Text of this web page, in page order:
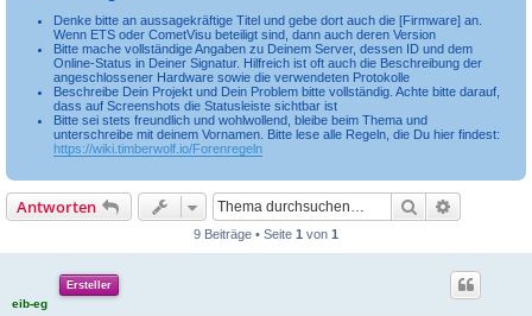
Denke bitte an aussagekräftige Titel und gebe dort auch die [Firmware] an.
Wenn ETS oder CometVisu beteiligt sind, dann auch deren Version
Bitte mache vollständige Angaben zu Deinem Server, dessen ID und dem
Online-Status in Deiner Signatur. Hilfreich ist oft auch die Beschreibung der
angeschlossener Hardware sowie die verwendeten Protokolle
Beschreibe Dein Projekt und Dein Problem bitte vollständig. Achte bitte darauf,
dass auf Screenshots die Statusleiste sichtbar ist
Bitte sei stets freundlich und wohlwollend, bleibe beim Thema und
unterschreibe mit deinem Vornamen. Bitte lese alle Regeln, die Du hier findest:
https://wiki.timberwolf.io/Forenregeln
Antworten Suche
9 Beiträge • Seite 1 von 1
Ersteller
eib-eg